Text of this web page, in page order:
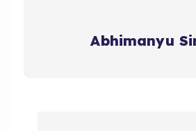
Abhimanyu